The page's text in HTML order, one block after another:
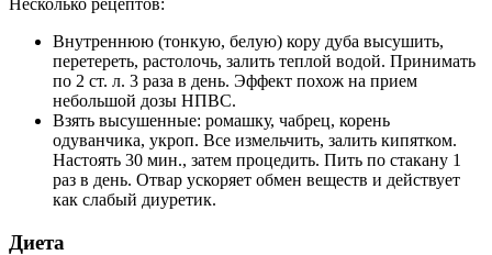
Внутреннюю (тонкую, белую) кору дуба высушить,
перетереть, растолочь, залить теплой водой. Принимать
по 2 ст. л. 3 раза в день. Эффект похож на прием
небольшой дозы НПВС.
Взять высушенные: ромашку, чабрец, корень
одуванчика, укроп. Все измельчить, залить кипятком.
Настоять 30 мин., затем процедить. Пить по стакану 1
раз в день. Отвар ускоряет обмен веществ и действует
как слабый диуретик.
Диета